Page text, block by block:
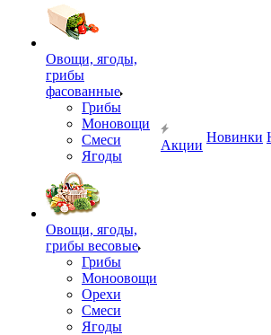
Овощи, ягоды,
грибы
фасованные
Грибы
Моновощи
Смеси
Ягоды
Овощи, ягоды,
грибы весовые
Грибы
Моноовощи
Орехи
Смеси
Ягоды
Акции
Новинки